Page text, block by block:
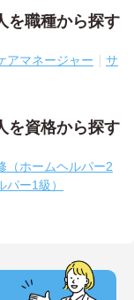
を職種から探す
アマネージャー
サ
を資格から探す
（ホームヘルパー2
ー1級）